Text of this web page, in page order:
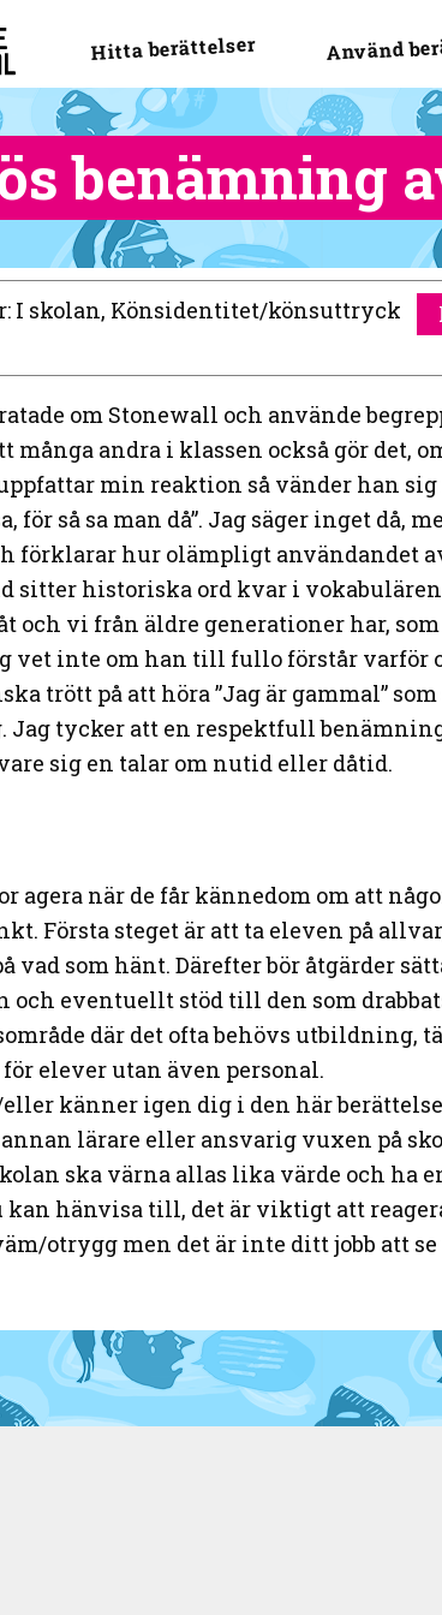
Hitta berättelser Använd
benämning
I skolan, Könsidentitet/könsuttryck
om Stonewall och använde
många andra i klassen också gör det,
min reaktion så vänder han
för så sa man då”. Jag säger inget då,
förklarar hur olämpligt användandet
sitter historiska ord kvar i
och vi från äldre generationer har,
vet inte om han till fullo förstår varför
trött på att höra ”Jag är gammal”
tycker att en respektfull
sig en talar om nutid eller dåtid.
agera när de får kännedom om att
Första steget är att ta eleven på
vad som hänt. Därefter bör åtgärder
och eventuellt stöd till den som
där det ofta behövs utbildning,
elever utan även personal.
känner igen dig i den här
lärare eller ansvarig vuxen på
ska värna allas lika värde och ha
hänvisa till, det är viktigt att
otrygg men det är inte ditt jobb att